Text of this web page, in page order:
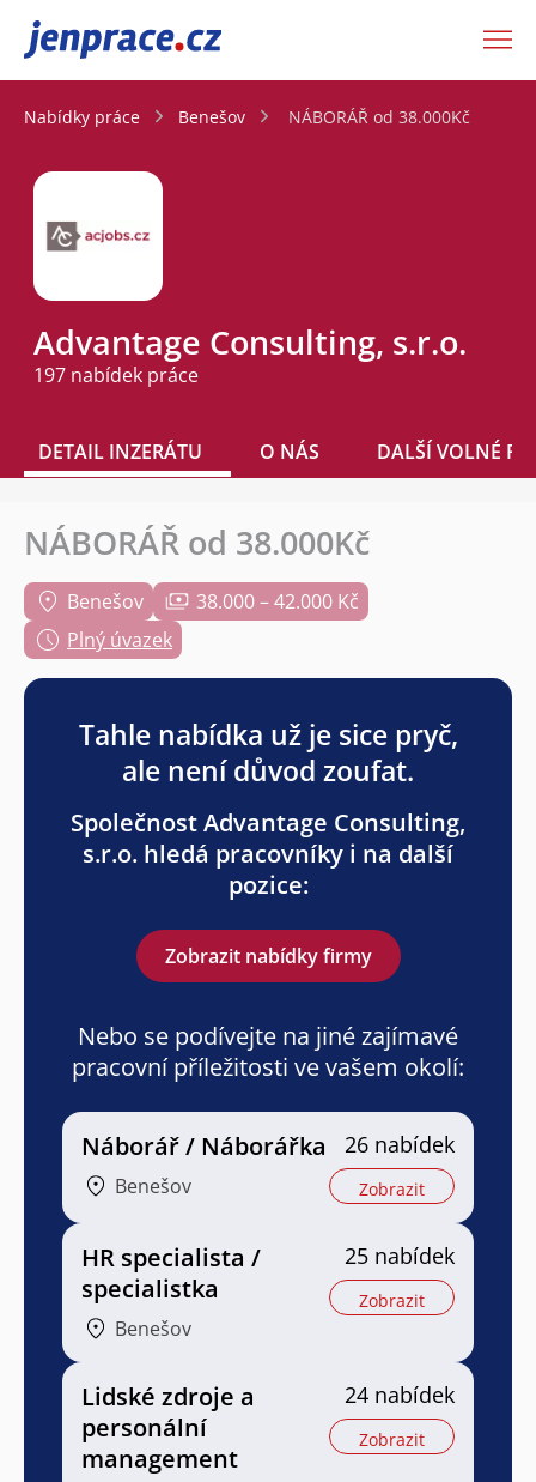
JenPráce.cz
Nabídky práce Benešov NÁBORÁŘ od 38.000Kč
Advantage Consulting, s.r.o.
197 nabídek práce
DETAIL INZERÁTU O NÁS DALŠÍ VOLNÉ
NÁBORÁŘ od 38.000Kč
Benešov
38.000 – 42.000 Kč
Plný úvazek
Tahle nabídka už je sice pryč,
ale není důvod zoufat.
Společnost Advantage Consulting,
s.r.o. hledá pracovníky i na další
pozice:
Zobrazit nabídky firmy
Nebo se podívejte na jiné zajímavé
pracovní příležitosti ve vašem okolí:
Náborář / Náborářka
Benešov
26 nabídek
Zobrazit
HR specialista /
specialistka
Benešov
25 nabídek
Zobrazit
Lidské zdroje a
personální
management
24 nabídek
Zobrazit